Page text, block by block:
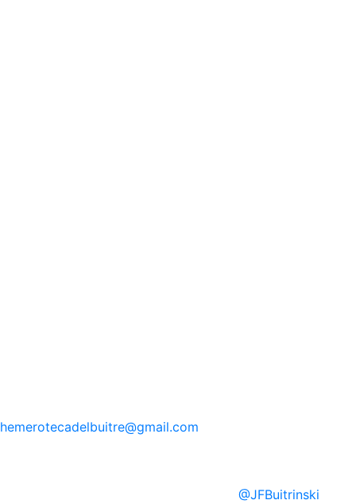
hemerotecadelbuitre@gmail.com
@JFBuitrinski